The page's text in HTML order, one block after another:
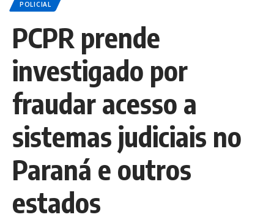
POLICIAL
PCPR prende
investigado por
fraudar acesso a
sistemas judiciais no
Paraná e outros
estados